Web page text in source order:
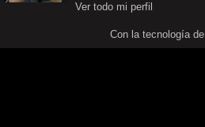
Ver todo mi perfil
Con la tecnología de